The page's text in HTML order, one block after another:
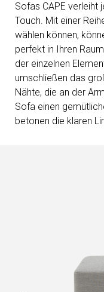
Sofas CAPE verleiht
Touch. Mit einer
wählen können,
perfekt in Ihren
der einzelnen
umschließen das
Nähte, die an der
Sofa einen
betonen die klaren